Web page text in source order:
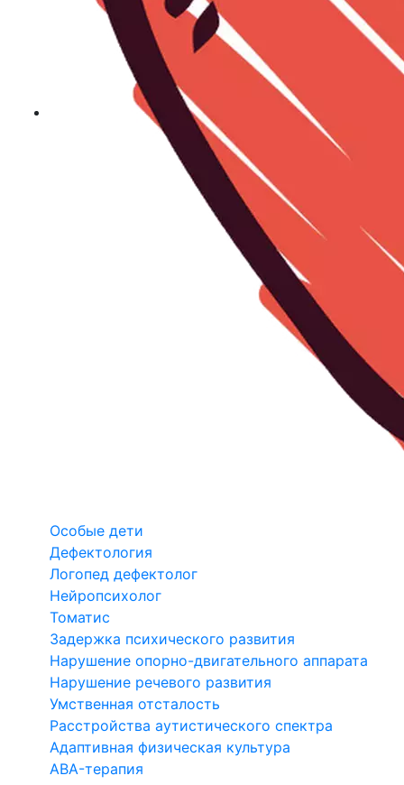
Особые дети
Дефектология
Логопед дефектолог
Нейропсихолог
Томатис
Задержка психического развития
Нарушение опорно-двигательного аппарата
Нарушение речевого развития
Умственная отсталость
Расстройства аутистического спектра
Адаптивная физическая культура
ABA-терапия